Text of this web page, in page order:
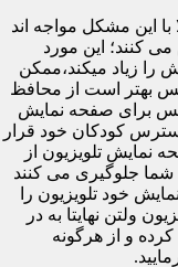
این مشکل مواجه اند
کنند؛ این مورد
را زیاد میکند،ممکن
بهتر است از محافظ
برای صفحه نمایش
دسترس کودکان خود قرار
نمایش تلویزیون از
جلوگیری می کنند
خود تلویزیون را
ولتن نهایتا به در
و از هرگونه